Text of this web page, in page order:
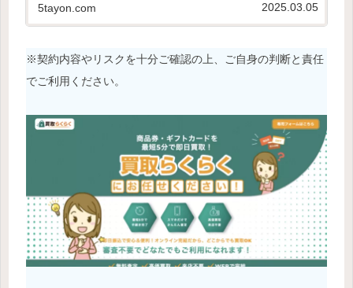
365日受付していて土日・祝日(年中無休)も振り
5tayon.com 2025.03.05
※契約内容やリスクを十分ご確認の上、ご自身の判断と責任
でご利用ください。